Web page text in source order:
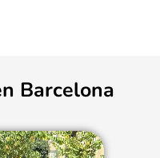
Barcelona